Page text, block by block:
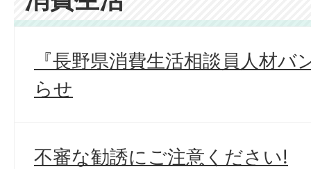
『長野県消費生活相談員人材
らせ
不審な勧誘にご注意ください!